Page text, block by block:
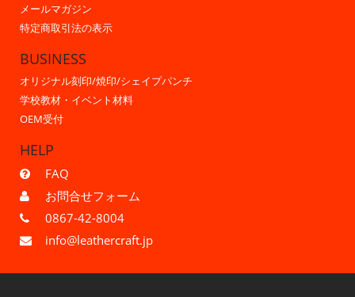
メールマガジン
特定商取引法の表示
BUSINESS
オリジナル刻印/焼印/シェイプパンチ
学校教材・イベント材料
OEM受付
HELP
FAQ
お問合せフォーム
0867-42-8004
info@leathercraft.jp